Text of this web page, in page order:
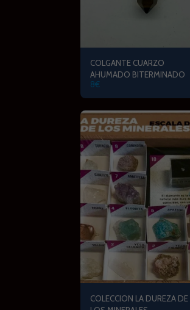
COLGANTE CUARZO
AHUMADO BITERMINADO
8€
COLECCION LA DUREZA DE